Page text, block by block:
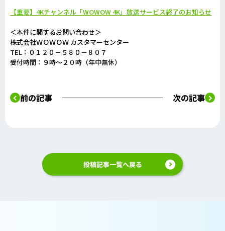
【重要】4Kチャンネル「WOWOW 4K」放送サービス終了のお知らせ
＜本件に関するお問い合わせ＞
株式会社ＷＯＷＯＷ カスタマーセンター
TEL：０１２０－５８０－８０７
受付時間：９時～２０時（年中無休）
前の記事 次の記事
投稿記事一覧へ戻る